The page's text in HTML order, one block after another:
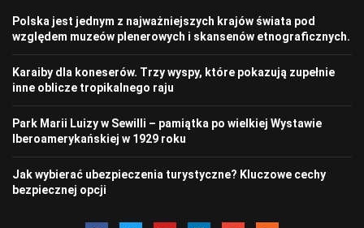
Polska jest jednym z najważniejszych krajów świata pod
względem muzeów plenerowych i skansenów etnograficznych.
Karaiby dla koneserów. Trzy wyspy, które pokazują zupełnie
inne oblicze tropikalnego raju
Park Marii Luizy w Sewilli – pamiątka po wielkiej Wystawie
Iberoamerykańskiej w 1929 roku
Jak wybierać ubezpieczenia turystyczne? Kluczowe cechy
bezpiecznej opcji